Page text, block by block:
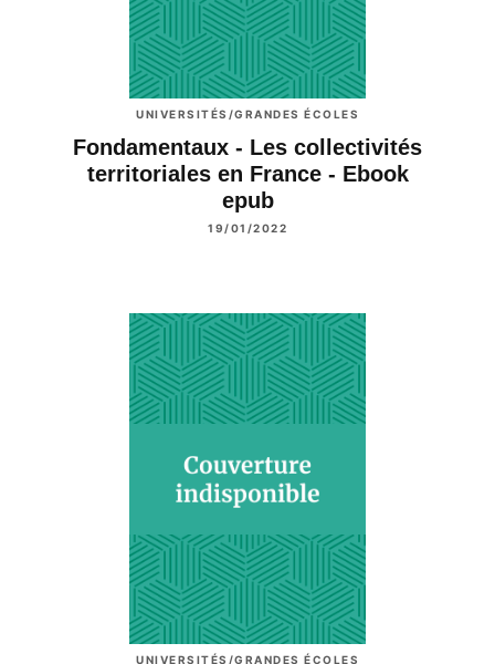
UNIVERSITÉS/GRANDES ÉCOLES
Fondamentaux - Les collectivités
territoriales en France - Ebook
epub
19/01/2022
UNIVERSITÉS/GRANDES ÉCOLES